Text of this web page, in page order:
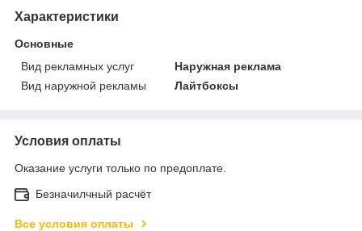
Характеристики
Основные
Вид рекламных услуг
Наружная реклама
Вид наружной рекламы
Лайтбоксы
Условия оплаты
Оказание услуги только по предоплате.
Безначилчный расчёт
Все условия оплаты